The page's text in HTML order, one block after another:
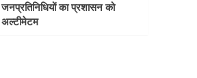
जनप्रतिनिधियों का प्रशासन को
अल्टीमेटम